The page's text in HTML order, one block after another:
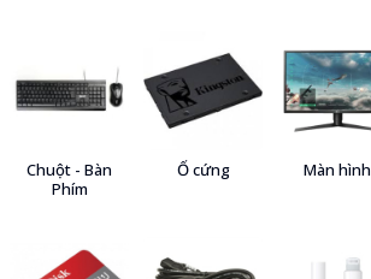
Chuột - Bàn
Phím
Ổ cứng Màn hình